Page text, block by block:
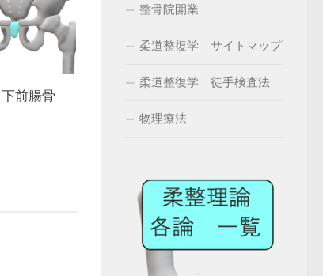
前腸骨
整骨院開業
柔道整復学 サイトマップ
柔道整復学 徒手検査法
物理療法